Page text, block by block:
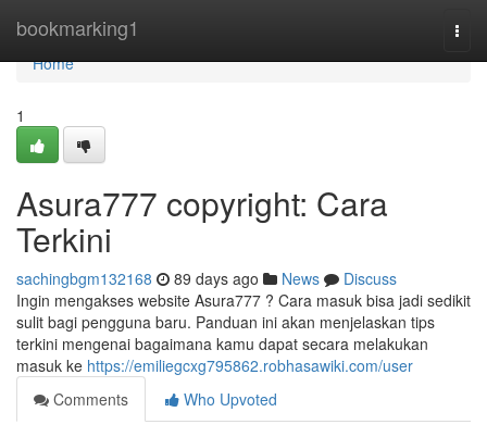
bookmarking1
Home
Home
1
Asura777 copyright: Cara
Terkini
sachingbgm132168 89 days ago News
Discuss
Ingin mengakses website Asura777 ? Cara masuk bisa jadi sedikit
sulit bagi pengguna baru. Panduan ini akan menjelaskan tips
terkini mengenai bagaimana kamu dapat secara melakukan
masuk ke https://emiliegcxg795862.robhasawiki.com/user
Comments
Who Upvoted